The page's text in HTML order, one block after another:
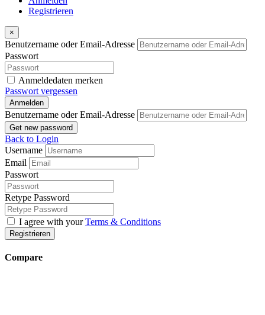
Registrieren
×
Benutzername oder Email-Adresse
Passwort
Anmeldedaten merken
Passwort vergessen
Anmelden
Benutzername oder Email-Adresse
Get new password
Back to Login
Username
Email
Passwort
Retype Password
I agree with yourTerms & Conditions
Registrieren
Compare